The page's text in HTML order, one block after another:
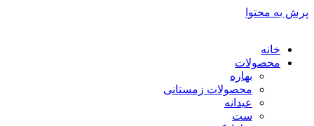
پرش به محتوا
خانه
محصولات
بهاره
محصولات زمستانی
عیدانه
ست